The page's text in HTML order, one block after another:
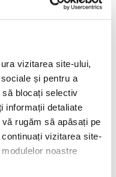
vizitarea site-ului,
și pentru a
blocați selectiv
informații detaliate
rugăm să apăsați pe
vizitarea site-
noastre
existenţială